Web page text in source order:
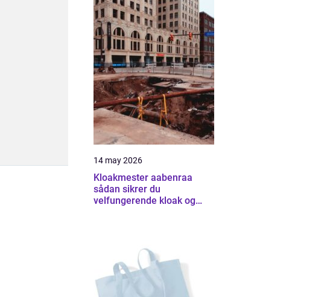
14 may 2026
Kloakmester aabenraa
sådan sikrer du
velfungerende kloak og